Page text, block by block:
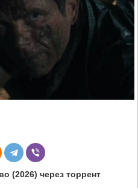
(2026) через торрент